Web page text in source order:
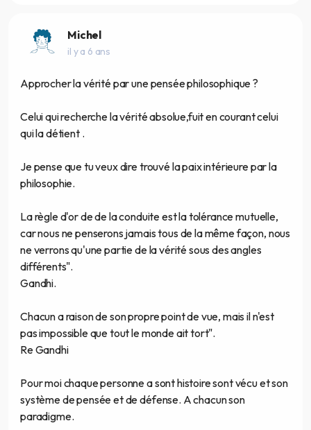
Michel
il y a 6 ans
Approcher la vérité par une pensée philosophique ?
Celui qui recherche la vérité absolue,fuit en courant celui
qui la détient .
Je pense que tu veux dire trouvé la paix intérieure par la
philosophie.
La règle d'or de de la conduite est la tolérance mutuelle,
car nous ne penserons jamais tous de la même façon, nous
ne verrons qu'une partie de la vérité sous des angles
différents".
Gandhi.
Chacun a raison de son propre point de vue, mais il n'est
pas impossible que tout le monde ait tort".
Re Gandhi
Pour moi chaque personne a sont histoire sont vécu et son
système de pensée et de défense. A chacun son
paradigme.